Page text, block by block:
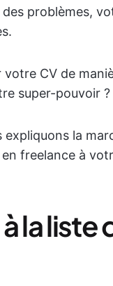
problèmes,
CV de
super-pouvoir ?
expliquons la
freelance à
la liste